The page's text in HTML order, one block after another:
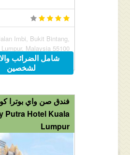
Imbi, Bukit Bintang,
Malaysia 55100
شامل الضرائب
لشخصين
فندق صن واي بوترا
Putra Hotel Kuala
Lumpur